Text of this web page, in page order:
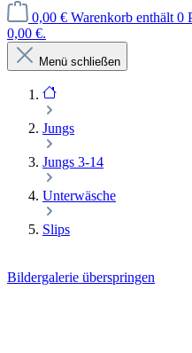
0,00 € Warenkorb enthält 0
0,00 €.
Menü schließen
Jungs
Jungs 3-14
Unterwäsche
Slips
Bildergalerie überspringen